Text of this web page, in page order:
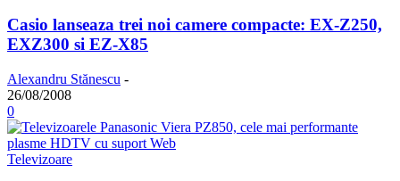
Casio lanseaza trei noi camere compacte: EX-Z250,
EXZ300 si EZ-X85
Alexandru Stănescu -
26/08/2008
0
Televizoare